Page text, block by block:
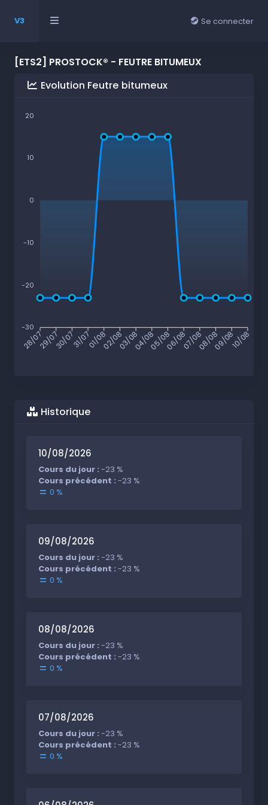
V3 Se connecter
[ETS2] PROSTOCK® - FEUTRE BITUMEUX
Evolution Feutre bitumeux
20
10
0
-10
-20
-30
28/0729/0730/0731/0701/0802/0803/0804/0805/0806/0807/0808/0809/0810/08
Historique
10/08/2026
Cours du jour : -23 %
Cours précédent : -23 %
0 %
09/08/2026
Cours du jour : -23 %
Cours précédent : -23 %
0 %
08/08/2026
Cours du jour : -23 %
Cours précédent : -23 %
0 %
07/08/2026
Cours du jour : -23 %
Cours précédent : -23 %
0 %